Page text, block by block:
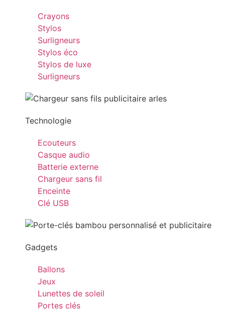
Crayons
Stylos
Surligneurs
Stylos éco
Stylos de luxe
Surligneurs
Technologie
Ecouteurs
Casque audio
Batterie externe
Chargeur sans fil
Enceinte
Clé USB
Gadgets
Ballons
Jeux
Lunettes de soleil
Portes clés